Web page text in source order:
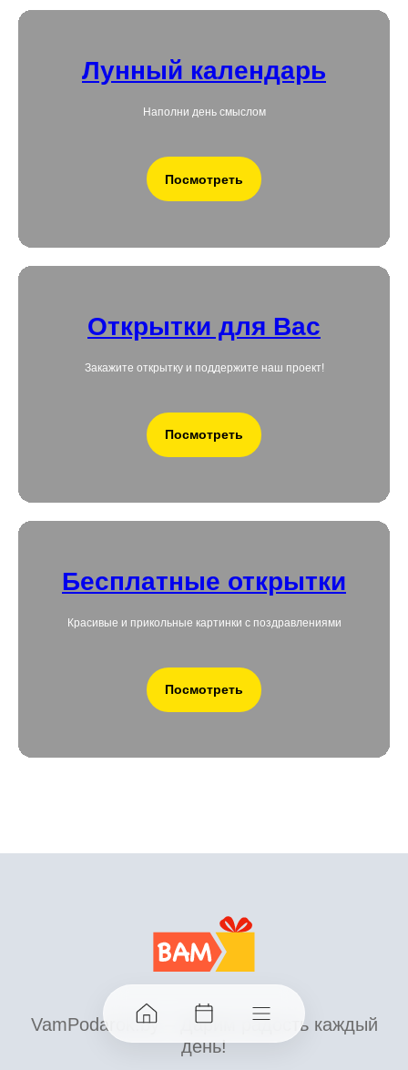
Лунный календарь
Наполни день смыслом
Посмотреть
Открытки для Вас
Закажите открытку и поддержите наш проект!
Посмотреть
Бесплатные открытки
Красивые и прикольные картинки с поздравлениями
Посмотреть
VamPodarok.by – Дарим радость каждый
день!